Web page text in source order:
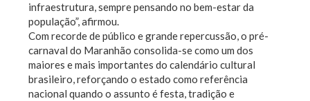
infraestrutura, sempre pensando no bem-estar da
população”, afirmou.
Com recorde de público e grande repercussão, o pré-
carnaval do Maranhão consolida-se como um dos
maiores e mais importantes do calendário cultural
brasileiro, reforçando o estado como referência
nacional quando o assunto é festa, tradição e